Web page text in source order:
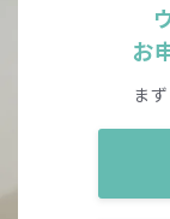
お
ま